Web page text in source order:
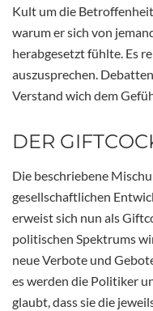
Kult um die
warum er sich von
herabgesetzt fühlte. Es
auszusprechen.
Verstand wich dem
DER
Die beschriebene
gesellschaftlichen
erweist sich nun als
politischen Spektrums
neue Verbote und
es werden die Politiker
glaubt, dass sie die